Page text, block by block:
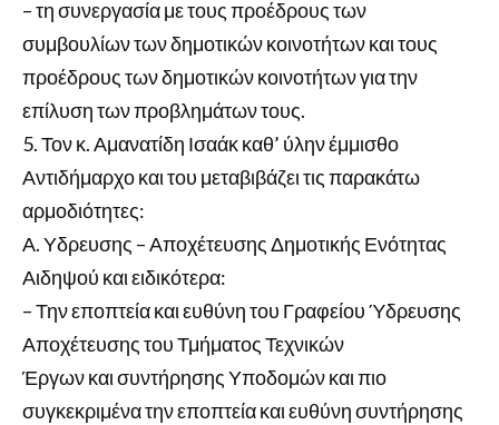
– τη συνεργασία με τους προέδρους των
συμβουλίων των δημοτικών κοινοτήτων και τους
προέδρους των δημοτικών κοινοτήτων για την
επίλυση των προβλημάτων τους.
Τον κ. Αμανατίδη Ισαάκ καθ’ ύλην έμμισθο
Αντιδήμαρχο και του μεταβιβάζει τις παρακάτω
αρμοδιότητες:
Α. Υδρευσης – Αποχέτευσης Δημοτικής Ενότητας
Αιδηψού και ειδικότερα:
– Την εποπτεία και ευθύνη του Γραφείου Ύδρευσης
Αποχέτευσης του Τμήματος Τεχνικών
Έργων και συντήρησης Υποδομών και πιο
συγκεκριμένα την εποπτεία και ευθύνη συντήρησης